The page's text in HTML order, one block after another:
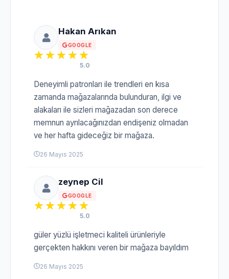
Hakan Arıkan
GOOGLE
5.0
Deneyimli patronları ile trendleri en kısa
zamanda mağazalarında bulunduran, ilgi ve
alakaları ile sizleri mağazadan son derece
memnun ayrılacağınızdan endişeniz olmadan
ve her hafta gideceğiz bir mağaza.
26 Mayıs 2025
zeynep Cil
GOOGLE
5.0
güler yüzlü işletmeci kaliteli ürünleriyle
gerçekten hakkını veren bir mağaza bayıldım
26 Mayıs 2025